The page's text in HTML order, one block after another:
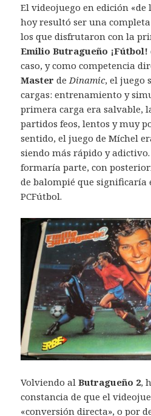
El videojuego en edición «de
hoy resultó ser una
los que disfrutaron con la
Emilio Butragueño ¡Fútbol!
caso, y como competencia
Master de Dinamic, el juego
cargas: entrenamiento y
primera carga era salvable,
partidos feos, lentos y muy
sentido, el juego de Míchel
siendo más rápido y
formaría parte, con
de balompié que significaría
PCFútbol.
Volviendo alButragueño 2,
constancia de que el
«conversión directa», o por